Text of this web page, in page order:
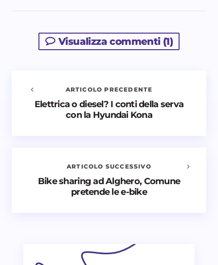
Visualizza commenti (1)
Avvisami quando vengono aggiunti nuovi
ARTICOLO PRECEDENTE
Elettrica o diesel? I conti della serva
con la Hyundai Kona
ARTICOLO SUCCESSIVO
Bike sharing ad Alghero, Comune
pretende le e-bike